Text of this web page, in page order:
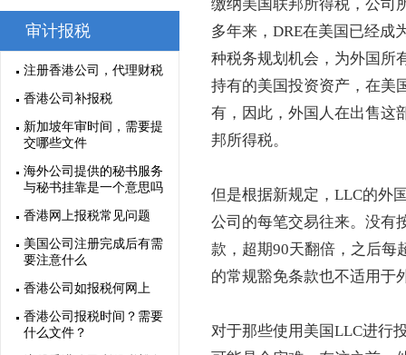
审计报税
注册香港公司，代理财税
香港公司补报税
新加坡年审时间，需要提
交哪些文件
海外公司提供的秘书服务
与秘书挂靠是一个意思吗
香港网上报税常见问题
美国公司注册完成后有需
要注意什么
香港公司如报税何网上
香港公司报税时间？需要
什么文件？
缴纳美国联邦所得税，公司
多年来，DRE在美国已经成
种税务规划机会，为外国所
持有的美国投资资产，在美
有，因此，外国人在出售这
邦所得税。
但是根据新规定，LLC的外
公司的每笔交易往来。没有
款，超期90天翻倍，之后每
的常规豁免条款也不适用于
对于那些使用美国LLC进行